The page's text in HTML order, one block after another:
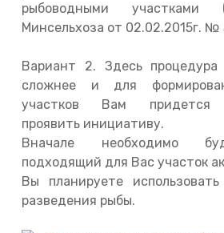
рыбоводными участками
Минсельхоза от 02.02.2015г. №
Вариант 2. Здесь процедура
сложнее и для
участков Вам придется
проявить инициативу.
Вначале необходимо
подходящий для Вас участок
Вы планируете
разведения рыбы.